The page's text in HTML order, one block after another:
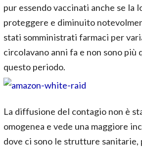
pur essendo vaccinati anche se la
proteggere e diminuito
stati somministrati farmaci per
circolavano anni fa e non sono
questo periodo.
La diffusione del contagio non è
omogenea e vede una maggiore
dove ci sono le strutture sanitarie,